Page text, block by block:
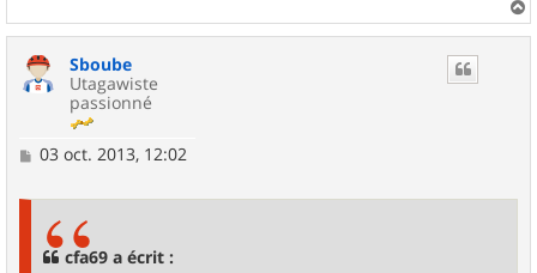
a
Sboube
Utagawiste
passionné
M
03 oct. 2013, 12:02
cfa69 a écrit :